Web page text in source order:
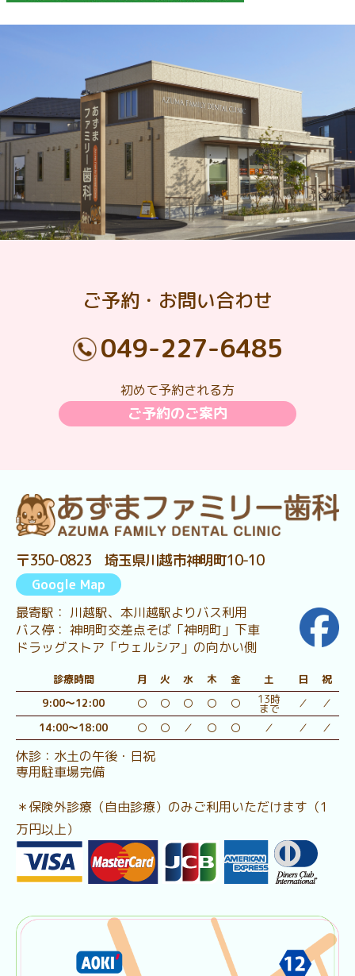
ご予約・お問い合わせ
049-227-6485
初めて予約される方
ご予約のご案内
〒350-0823 埼玉県川越市神明町10-10
Google Map
最寄駅： 川越駅、本川越駅よりバス利用
バス停： 神明町交差点そば「神明町」下車
ドラッグストア「ウェルシア」の向かい側
診療時間 月 火 水 木 金 土 日
祝
9:00～12:00
〇 〇 〇 〇 〇 13時
まで ／
／
14:00～18:00
〇 〇 ／ 〇 〇 ／ ／ ／
休診：水土の午後・日祝
専用駐車場完備
＊保険外診療（自由診療）のみご利用いただけます（1
万円以上）